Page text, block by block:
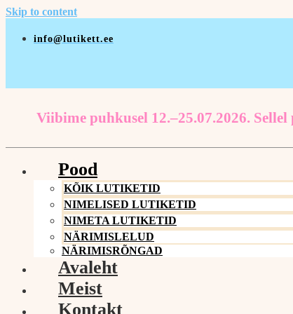
Skip to content
info@lutikett.ee
Viibime puhkusel 12.–25.07.2026.
Pood
KÕIK LUTIKETID
NIMELISED LUTIKETID
NIMETA LUTIKETID
NÄRIMISLELUD
NÄRIMISRÕNGAD
Avaleht
Meist
Kontakt